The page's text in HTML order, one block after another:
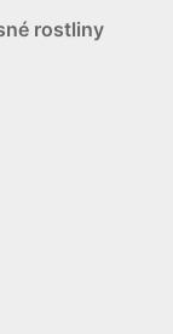
rostliny